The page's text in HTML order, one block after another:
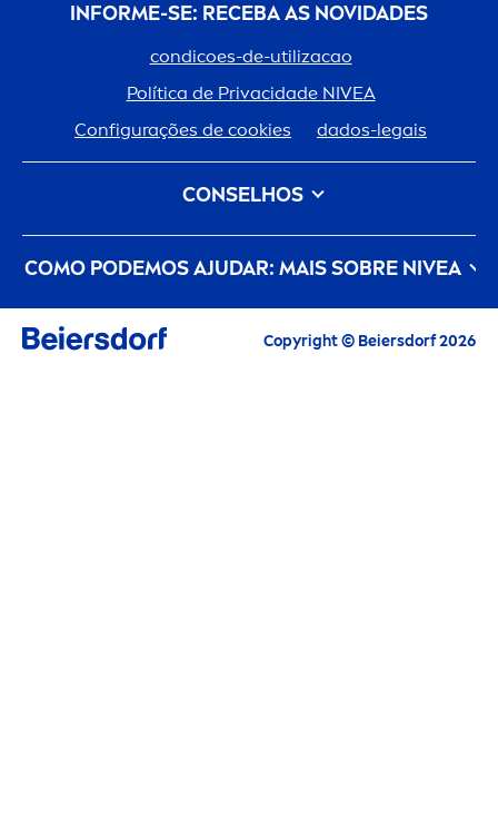
INFORME-SE: RECEBA AS NOVIDADES
condicoes-de-utilizacao
Política de Privacidade NIVEA
Configurações de cookies
dados-legais
CONSELHOS
Tipo de Cabelo
Tipo de Pele
Cuidado Do Cabelo
Cuidado da Pele
COMO PODEMOS AJUDAR: MAIS SOBRE NIVEA
um-creme-com-historia
Carreiras
O cuidado de pele que zela pelo planeta
Copyright © Beiersdorf 2026